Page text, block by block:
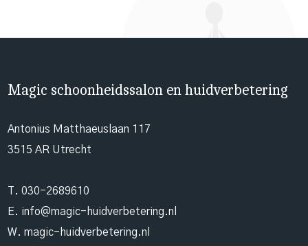
Magic schoonheidssalon en huidverbetering
Antonius Matthaeuslaan 117
3515 AR Utrecht
T. 030-2689610
E. info@magic-huidverbetering.nl
W. magic-huidverbetering.nl